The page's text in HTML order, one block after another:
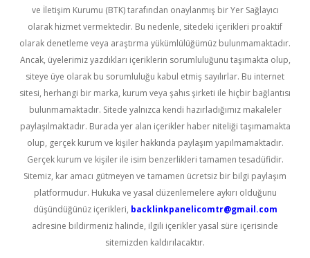
ve İletişim Kurumu (BTK) tarafından onaylanmış bir Yer Sağlayıcı
olarak hizmet vermektedir. Bu nedenle, sitedeki içerikleri proaktif
olarak denetleme veya araştırma yükümlülüğümüz bulunmamaktadır.
Ancak, üyelerimiz yazdıkları içeriklerin sorumluluğunu taşımakta olup,
siteye üye olarak bu sorumluluğu kabul etmiş sayılırlar. Bu internet
sitesi, herhangi bir marka, kurum veya şahıs şirketi ile hiçbir bağlantısı
bulunmamaktadır. Sitede yalnızca kendi hazırladığımız makaleler
paylaşılmaktadır. Burada yer alan içerikler haber niteliği taşımamakta
olup, gerçek kurum ve kişiler hakkında paylaşım yapılmamaktadır.
Gerçek kurum ve kişiler ile isim benzerlikleri tamamen tesadüfidir.
Sitemiz, kar amacı gütmeyen ve tamamen ücretsiz bir bilgi paylaşım
platformudur. Hukuka ve yasal düzenlemelere aykırı olduğunu
düşündüğünüz içerikleri, backlinkpanelicomtr@gmail.com
adresine bildirmeniz halinde, ilgili içerikler yasal süre içerisinde
sitemizden kaldırılacaktır.